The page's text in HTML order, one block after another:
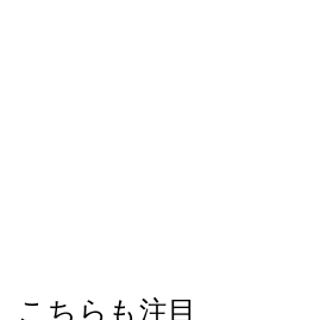
こちらも注目